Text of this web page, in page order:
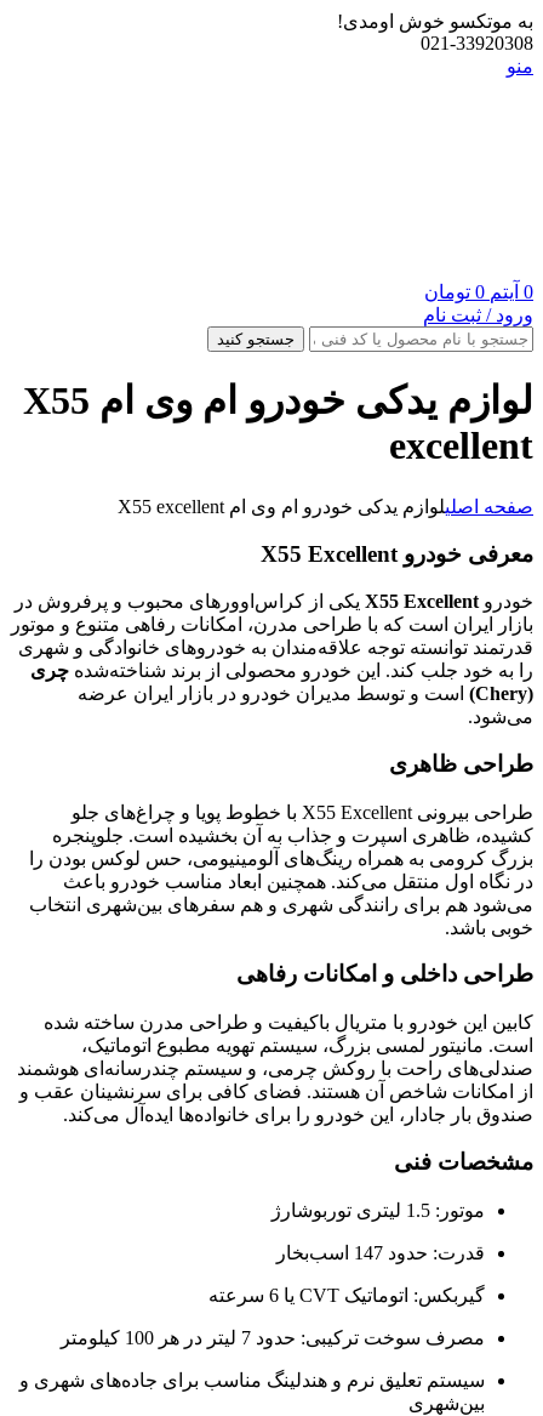
به موتکسو خوش اومدی!
021-33920308
منو
0 آیتم 0 تومان
ورود / ثبت نام
جستجو کنید
لوازم یدکی خودرو ام وی ام X55
excellent
صفحه اصلیلوازم یدکی خودرو ام وی ام X55 excellent
معرفی خودرو X55 Excellent
خودرو X55 Excellent یکی از کراس‌اوورهای محبوب و پرفروش در
بازار ایران است که با طراحی مدرن، امکانات رفاهی متنوع و موتور
قدرتمند توانسته توجه علاقه‌مندان به خودروهای خانوادگی و شهری
را به خود جلب کند. این خودرو محصولی از برند شناخته‌شده چری
(Chery)
است و توسط مدیران خودرو در بازار ایران عرضه
می‌شود.
طراحی ظاهری
طراحی بیرونی X55 Excellent با خطوط پویا و چراغ‌های جلو
کشیده، ظاهری اسپرت و جذاب به آن بخشیده است. جلوپنجره
بزرگ کرومی به همراه رینگ‌های آلومینیومی، حس لوکس بودن را
در نگاه اول منتقل می‌کند. همچنین ابعاد مناسب خودرو باعث
می‌شود هم برای رانندگی شهری و هم سفرهای بین‌شهری انتخاب
خوبی باشد.
طراحی داخلی و امکانات رفاهی
کابین این خودرو با متریال باکیفیت و طراحی مدرن ساخته شده
است. مانیتور لمسی بزرگ، سیستم تهویه مطبوع اتوماتیک،
صندلی‌های راحت با روکش چرمی، و سیستم چندرسانه‌ای هوشمند
از امکانات شاخص آن هستند. فضای کافی برای سرنشینان عقب و
صندوق بار جادار، این خودرو را برای خانواده‌ها ایده‌آل می‌کند.
مشخصات فنی
موتور: 1.5 لیتری توربوشارژ
قدرت: حدود 147 اسب‌بخار
گیربکس: اتوماتیک CVT یا 6 سرعته
مصرف سوخت ترکیبی: حدود 7 لیتر در هر 100 کیلومتر
سیستم تعلیق نرم و هندلینگ مناسب برای جاده‌های شهری و
بین‌شهری